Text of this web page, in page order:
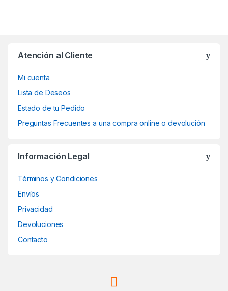
Atención al Cliente
Mi cuenta
Lista de Deseos
Estado de tu Pedido
Preguntas Frecuentes a una compra online o devolución
Información Legal
Términos y Condiciones
Envíos
Privacidad
Devoluciones
Contacto